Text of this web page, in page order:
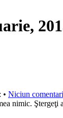
• Niciun
nimic. Ştergeţi